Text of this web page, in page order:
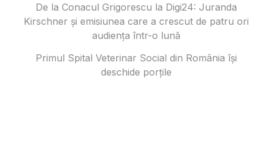
De la Conacul Grigorescu la Digi24: Juranda
Kirschner și emisiunea care a crescut de patru ori
audiența într-o lună
Primul Spital Veterinar Social din România își
deschide porțile